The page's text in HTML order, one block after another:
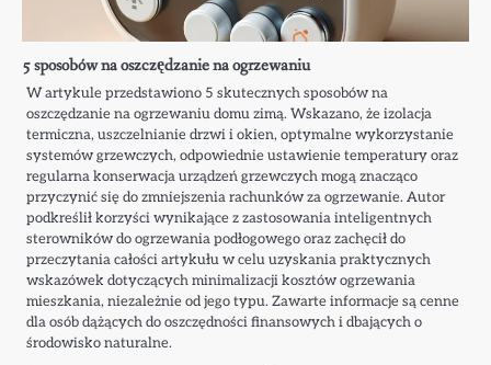
5 sposobów na oszczędzanie na ogrzewaniu
W artykule przedstawiono 5 skutecznych sposobów na
oszczędzanie na ogrzewaniu domu zimą. Wskazano, że izolacja
termiczna, uszczelnianie drzwi i okien, optymalne wykorzystanie
systemów grzewczych, odpowiednie ustawienie temperatury oraz
regularna konserwacja urządzeń grzewczych mogą znacząco
przyczynić się do zmniejszenia rachunków za ogrzewanie. Autor
podkreślił korzyści wynikające z zastosowania inteligentnych
sterowników do ogrzewania podłogowego oraz zachęcił do
przeczytania całości artykułu w celu uzyskania praktycznych
wskazówek dotyczących minimalizacji kosztów ogrzewania
mieszkania, niezależnie od jego typu. Zawarte informacje są cenne
dla osób dążących do oszczędności finansowych i dbających o
środowisko naturalne.